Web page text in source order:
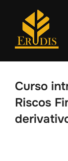
Curso
Riscos